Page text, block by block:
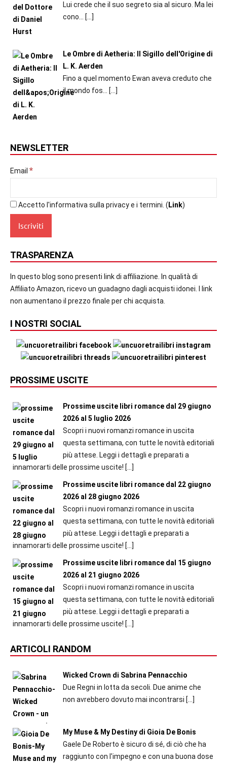
Lui crede che il suo segreto sia al sicuro. Ma lei
cono... […]
Le Ombre di Aetheria: Il Sigillo dell'Origine di
L. K. Aerden
Fino a quel momento Ewan aveva creduto che
il mondo fos...
[…]
NEWSLETTER
Email *
Accetto l'informativa sulla privacy e i termini. ( Link)
TRASPARENZA
In questo blog sono presenti link di affiliazione. In qualità di
Affiliato Amazon, ricevo un guadagno dagli acquisti idonei. I link
non aumentano il prezzo finale per chi acquista.
I NOSTRI SOCIAL
PROSSIME USCITE
Prossime uscite libri romance dal 29 giugno
2026 al 5 luglio 2026
Scopri i nuovi romanzi romance in uscita
questa settimana, con tutte le novità editoriali
più attese. Leggi i dettagli e preparati a
innamorarti delle prossime uscite! […]
Prossime uscite libri romance dal 22 giugno
2026 al 28 giugno 2026
Scopri i nuovi romanzi romance in uscita
questa settimana, con tutte le novità editoriali
più attese. Leggi i dettagli e preparati a
innamorarti delle prossime uscite! […]
Prossime uscite libri romance dal 15 giugno
2026 al 21 giugno 2026
Scopri i nuovi romanzi romance in uscita
questa settimana, con tutte le novità editoriali
più attese. Leggi i dettagli e preparati a
innamorarti delle prossime uscite! […]
ARTICOLI RANDOM
Wicked Crown di Sabrina Pennacchio
Due Regni in lotta da secoli. Due anime che
non avrebbero dovuto mai incontrarsi […]
My Muse & My Destiny di Gioia De Bonis
Gaele De Roberto è sicuro di sé, di ciò che ha
raggiunto con l'impegno e con una buona dose